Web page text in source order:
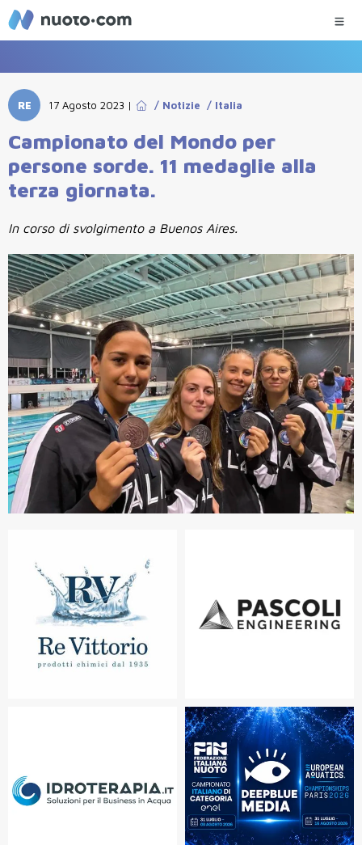
RE 17 Agosto 2023 | / Notizie / Italia
Campionato del Mondo per
persone sorde. 11 medaglie alla
terza giornata.
In corso di svolgimento a Buenos Aires.